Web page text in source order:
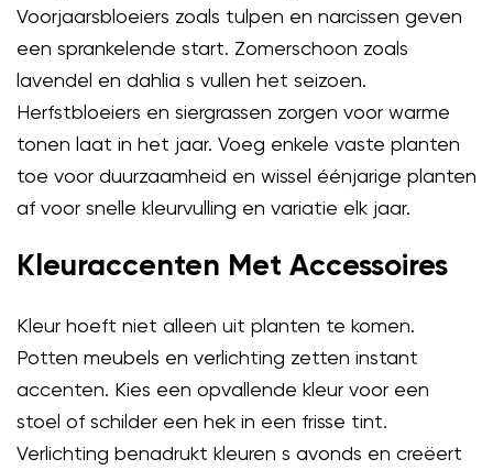
Voorjaarsbloeiers zoals tulpen en narcissen geven
een sprankelende start. Zomerschoon zoals
lavendel en dahlia s vullen het seizoen.
Herfstbloeiers en siergrassen zorgen voor warme
tonen laat in het jaar. Voeg enkele vaste planten
toe voor duurzaamheid en wissel éénjarige planten
af voor snelle kleurvulling en variatie elk jaar.
Kleuraccenten Met Accessoires
Kleur hoeft niet alleen uit planten te komen.
Potten meubels en verlichting zetten instant
accenten. Kies een opvallende kleur voor een
stoel of schilder een hek in een frisse tint.
Verlichting benadrukt kleuren s avonds en creëert